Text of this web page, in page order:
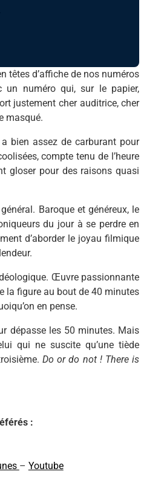
têtes d’affiche de nos numéros
un numéro qui, sur le papier,
justement cher auditrice, cher
masqué.
bien assez de carburant pour
compte tenu de l’heure
gloser pour des raisons quasi
Baroque et généreux, le
du jour à se perdre en
d’aborder le joyau filmique
Œuvre passionnante
la figure au bout de 40 minutes
en pense.
dépasse les 50 minutes. Mais
qui ne suscite qu’une tiède
Do or do not ! There is
:
– Youtube